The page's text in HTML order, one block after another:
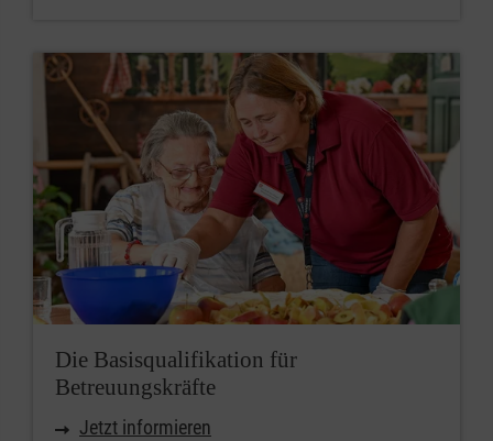
Die Basisqualifikation für
Betreuungskräfte
Jetzt informieren